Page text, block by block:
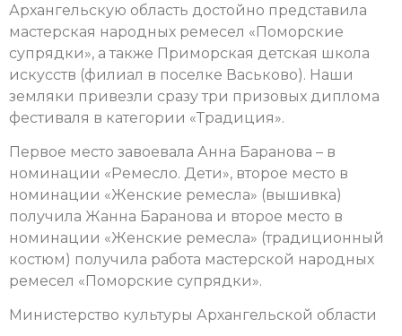
Архангельскую область достойно представила
мастерская народных ремесел «Поморские
супрядки», а также Приморская детская школа
искусств (филиал в поселке Васьково). Наши
земляки привезли сразу три призовых диплома
фестиваля в категории «Традиция».
Первое место завоевала Анна Баранова – в
номинации «Ремесло. Дети», второе место в
номинации «Женские ремесла» (вышивка)
получила Жанна Баранова и второе место в
номинации «Женские ремесла» (традиционный
костюм) получила работа мастерской народных
ремесел «Поморские супрядки».
Министерство культуры Архангельской области